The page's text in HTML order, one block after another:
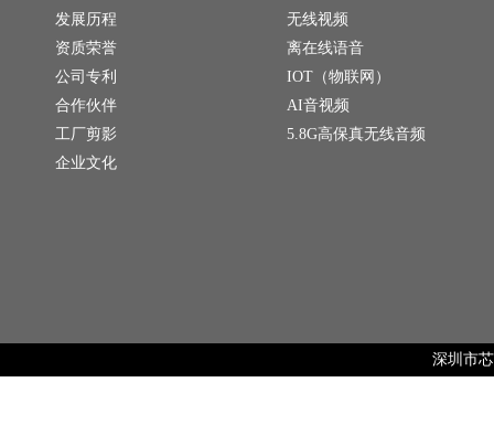
发展历程
资质荣誉
公司专利
合作伙伴
工厂剪影
企业文化
无线视频
离在线语音
IOT（物联网）
AI音视频
5.8G高保真无线音频
深圳市